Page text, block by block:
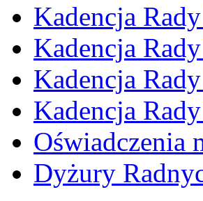
Kadencja
Kadencja
Kadencja
Kadencja
Oświadczenia
Dyżury